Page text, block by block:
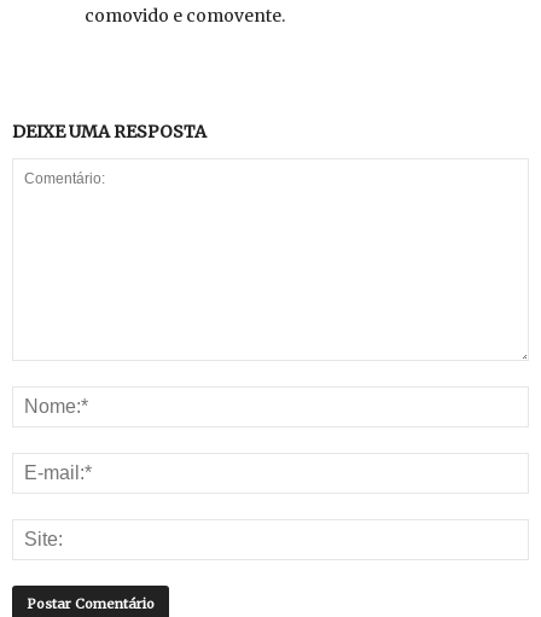
comovido e comovente.
DEIXE UMA RESPOSTA